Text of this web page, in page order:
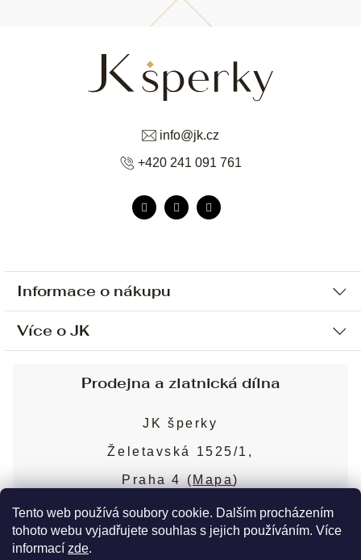
Tento web používá soubory cookie. Dalším procházením
tohoto webu vyjadřujete souhlas s jejich používáním. Více
informací zde.
Informace o nákupu
Ochrana osobních údajů
Sjednání osobní schůzky
Obchodní podmínky
Puncovní značky
Více o JK
Blog
Nejčastější dotazy
info@jk.cz
+420 241 091 761
Prodejna a zlatnická dílna
JK šperky
Želetavská 1525/1,
Praha 4 ( Mapa)
Více o prodejně